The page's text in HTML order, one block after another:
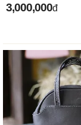
3,000,000đ